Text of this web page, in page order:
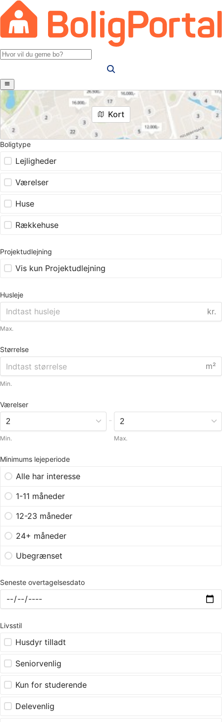
Kort
Boligtype
Lejligheder
Værelser
Huse
Rækkehuse
Projektudlejning
Vis kun Projektudlejning
Husleje
kr.
Max.
Størrelse
m²
Min.
Værelser
Min.
-
Max.
Minimums lejeperiode
Alle har interesse
1-11 måneder
12-23 måneder
24+ måneder
Ubegrænset
Seneste overtagelsesdato
Livsstil
Husdyr tilladt
Seniorvenlig
Kun for studerende
Delevenlig